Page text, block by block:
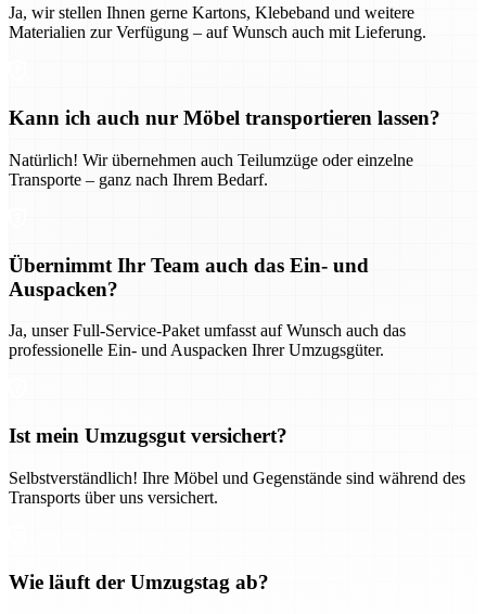
Ja, wir stellen Ihnen gerne Kartons, Klebeband und weitere
Materialien zur Verfügung – auf Wunsch auch mit Lieferung.
Kann ich auch nur Möbel transportieren lassen?
Natürlich! Wir übernehmen auch Teilumzüge oder einzelne
Transporte – ganz nach Ihrem Bedarf.
Übernimmt Ihr Team auch das Ein- und
Auspacken?
Ja, unser Full-Service-Paket umfasst auf Wunsch auch das
professionelle Ein- und Auspacken Ihrer Umzugsgüter.
Ist mein Umzugsgut versichert?
Selbstverständlich! Ihre Möbel und Gegenstände sind während des
Transports über uns versichert.
Wie läuft der Umzugstag ab?